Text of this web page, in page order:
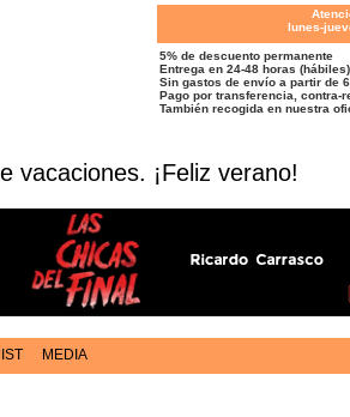
lunes-
5% de descuento permanente
Entrega en 24-48 horas
Sin gastos de envío a partir de
Pago por transferencia, contra-
También recogida en nuestra
vacaciones. ¡Feliz verano!
MEDIA